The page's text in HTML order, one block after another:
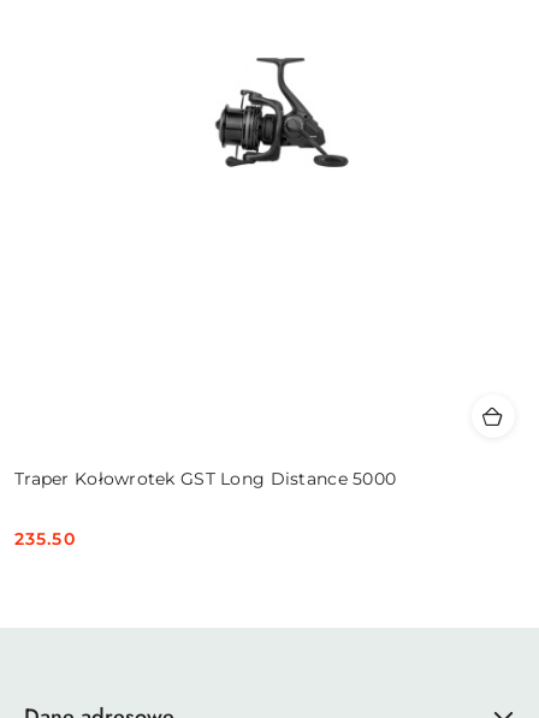
Traper Kołowrotek GST Long Distance 5000
Cena:
235.50